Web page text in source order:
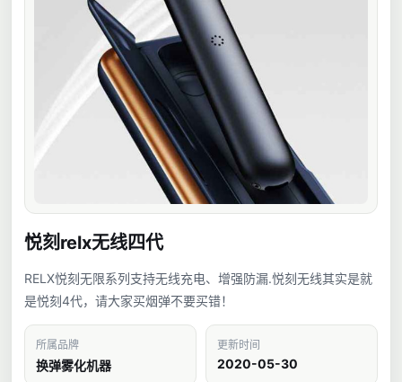
悦刻relx无线四代
RELX悦刻无限系列支持无线充电、增强防漏.悦刻无线其实是就
是悦刻4代，请大家买烟弹不要买错！
所属品牌
换弹雾化机器
更新时间
2020-05-30